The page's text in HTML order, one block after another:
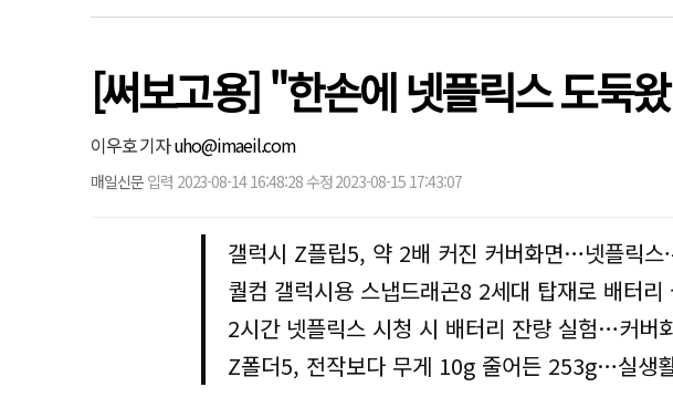
[써보고용] "한손에 넷플릭스 도둑
이우호 기자uho@imaeil.com
매일신문 입력 2023-08-14 16:48:28 수정 2023-08-15 17:43:07
갤럭시 Z플립5, 약 2배 커진 커버화면…넷플릭스
퀄컴 갤럭시용 스냅드래곤8 2세대 탑재로 배터리
2시간 넷플릭스 시청 시 배터리 잔량 실험…커
Z폴더5, 전작보다 무게 10g 줄어든 253g…실생